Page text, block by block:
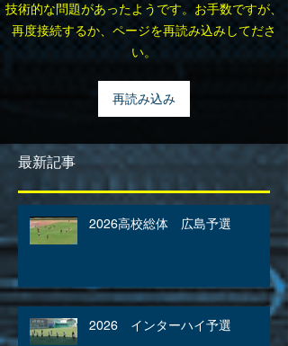
技術的な問題があったようです。お手数ですが、
再度接続するか、ページを再読み込みしてださ
い。
再読み込み
最新記事
2026高校総体 広島予選
2026 インターハイ予選